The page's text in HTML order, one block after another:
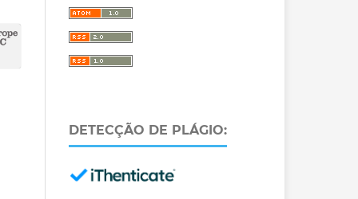
DETECÇÃO DE PLÁGIO: